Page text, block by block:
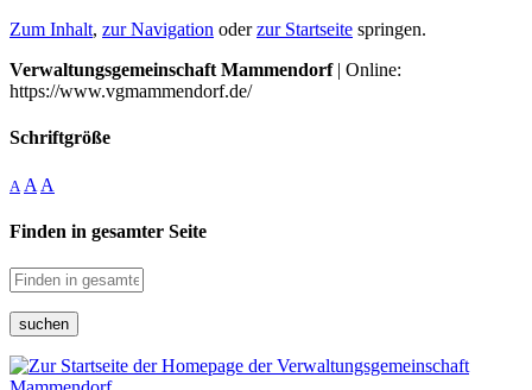
Zum Inhalt, zur Navigation oderzur Startseite springen.
Verwaltungsgemeinschaft Mammendorf| Online:
https://www.vgmammendorf.de/
Schriftgröße
A A A
Finden in gesamter Seite
suchen